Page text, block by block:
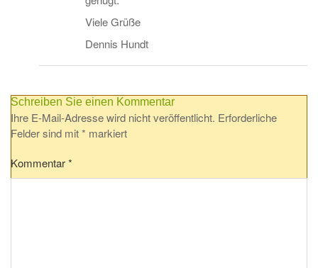
Viele Grüße
Dennis Hundt
Schreiben Sie einen Kommentar
Ihre E-Mail-Adresse wird nicht veröffentlicht. Erforderliche
Felder sind mit* markiert
Kommentar*